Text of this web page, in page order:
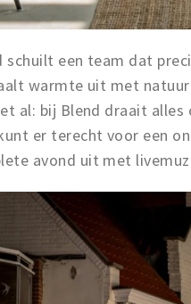
schuilt een team dat
warmte uit met
al: bij Blend draait
er terecht voor een
avond uit met